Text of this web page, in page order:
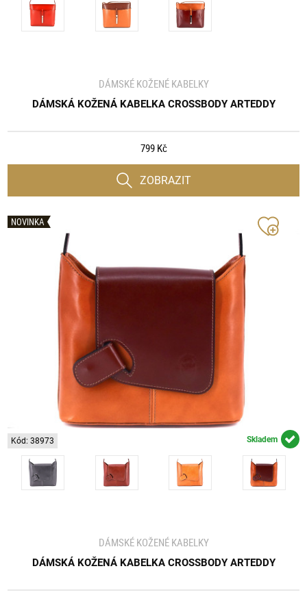
DÁMSKÉ KOŽENÉ KABELKY
DÁMSKÁ KOŽENÁ KABELKA CROSSBODY ARTEDDY
799 Kč
ZOBRAZIT
NOVINKA
Kód: 38973 Skladem
DÁMSKÉ KOŽENÉ KABELKY
DÁMSKÁ KOŽENÁ KABELKA CROSSBODY ARTEDDY